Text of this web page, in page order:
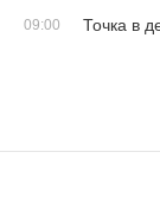
09:00 Точка в